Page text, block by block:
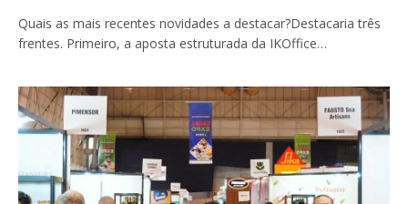
Quais as mais recentes novidades a destacar?Destacaria três
frentes. Primeiro, a aposta estruturada da IKOffice…